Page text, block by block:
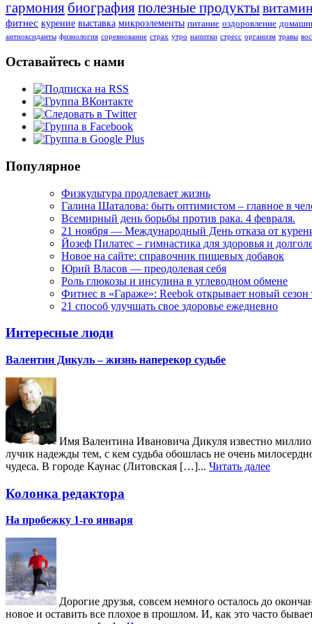
гармония биографияполезные продукты
фитнес курение выставка микроэлементы питание оздоровление
антиоксиданты физиология соревнование страх утро напитки стресс организм травы
Оставайтесь с нами
Популярное
Физкультура продлевает жизнь
Галина Шаталова: быть оптимистом – главное в
Всемирный день борьбы против рака. 4 февраля.
21 ноября — Международный День отказа от
Йозеф Пилатес – гимнастика для здоровья и
Новое на сайте: справочник пищевых добавок
Юрий Власов — преодолевая себя
Роль глюкозы и инсулина в углеводном обмене
Фитнес в «Гараже»: Reebok открывает новый сезон
21 способ улучшать свое здоровье ежедневно
Интересные люди
Валентин Дикуль – жизнь наперекор судьбе
Имя Валентина Ивановича Дикуля известно
лучик надежды тем, с кем судьба обошлась не очень
чудеса. В городе Каунас (Литовская […]... Читать далее
Колонка редактора
На пробежку 1-го января
Дорогие друзья, совсем немного осталось до
новое и оставить все плохое в прошлом. И, как это часто